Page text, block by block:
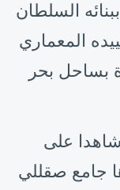
السلطان
المعماري
بساحل بحر
شاهدا على
جامع صقللي